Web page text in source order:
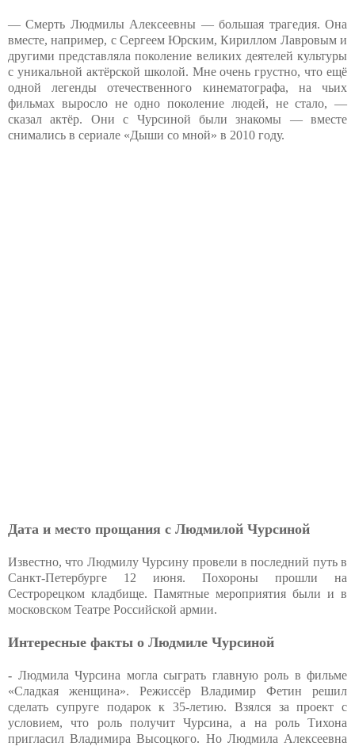
— Смерть Людмилы Алексеевны — большая трагедия. Она
вместе, например, с Сергеем Юрским, Кириллом Лавровым и
другими представляла поколение великих деятелей культуры
с уникальной актёрской школой. Мне очень грустно, что ещё
одной легенды отечественного кинематографа, на чьих
фильмах выросло не одно поколение людей, не стало, —
сказал актёр. Они с Чурсиной были знакомы — вместе
снимались в сериале «Дыши со мной» в 2010 году.
Дата и место прощания с Людмилой Чурсиной
Известно, что Людмилу Чурсину провели в последний путь в
Санкт-Петербурге 12 июня. Похороны прошли на
Сестрорецком кладбище. Памятные мероприятия были и в
московском Театре Российской армии.
Интересные факты о Людмиле Чурсиной
- Людмила Чурсина могла сыграть главную роль в фильме
«Сладкая женщина». Режиссёр Владимир Фетин решил
сделать супруге подарок к 35-летию. Взялся за проект с
условием, что роль получит Чурсина, а на роль Тихона
пригласил Владимира Высоцкого. Но Людмила Алексеевна